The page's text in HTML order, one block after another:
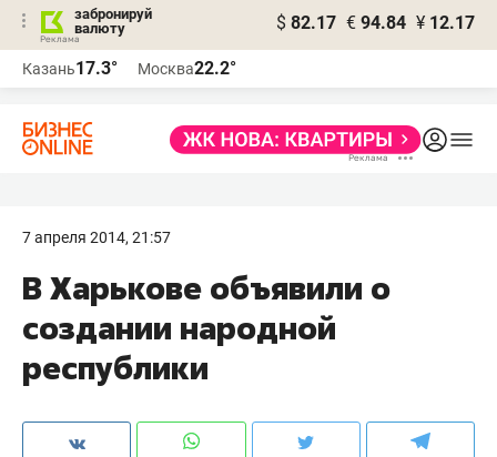
забронируй
валюту
$ 82.17 € 94.84 ¥ 12.17
Казань17.3° Москва22.2°
7 апреля 2014, 21:57
В Харькове объявили о
создании народной
республики